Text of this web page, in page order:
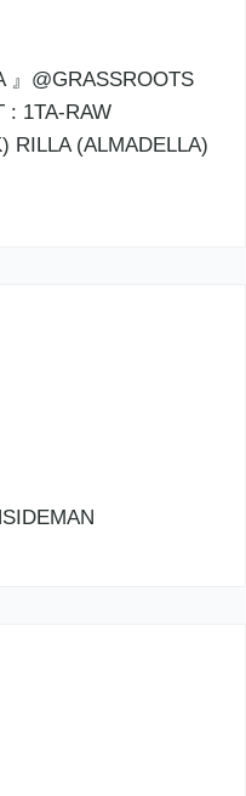
』@GRASSROOTS
: 1TA-RAW
RILLA (ALMADELLA)